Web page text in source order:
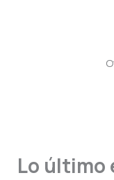
Lo último